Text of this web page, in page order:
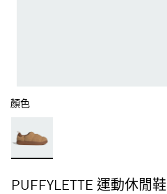
顏色
PUFFYLETTE 運動休閒鞋